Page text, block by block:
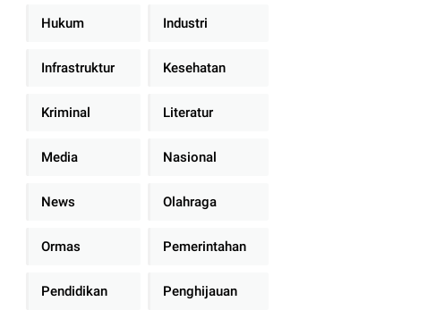
Hukum Industri
Infrastruktur Kesehatan
Kriminal Literatur
Media Nasional
News Olahraga
Ormas Pemerintahan
Pendidikan Penghijauan